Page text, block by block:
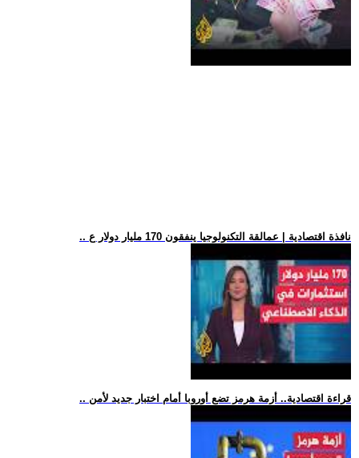
.. نافذة اقتصادية | عمالقة التكنولوجيا ينفقون 170 مليار دولار ع
.. قراءة اقتصادية.. أزمة هرمز تضع أوروبا أمام اختبار جديد لأمن